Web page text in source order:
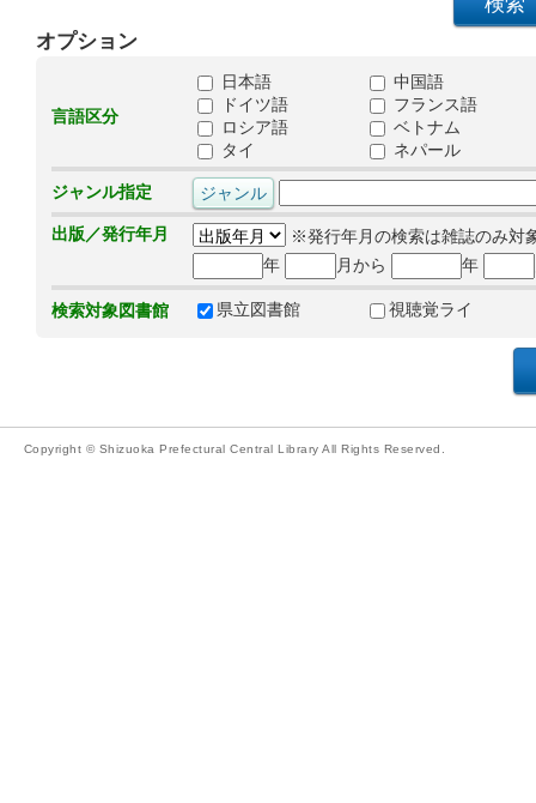
オプション
言語区分
日本語
中国語
ドイツ語
フランス語
ロシア語
ベトナム
タイ
ネパール
ジャンル指定
出版／発行年月
※発行年月の検索は雑誌のみ対
年
月から 年
検索対象図書館 県立図書館 視聴覚ライ
Copyright © Shizuoka Prefectural Central Library All Rights Reserved.